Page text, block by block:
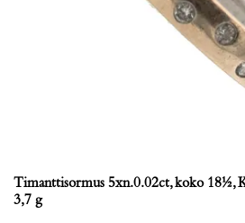
Timanttisormus 5xn.0.02ct, koko 18½,
3,7 g